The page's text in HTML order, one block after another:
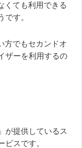
くても利用できる
です。
方でもセカンドオ
ザーを利用するの
が提供しているス
ビスです。